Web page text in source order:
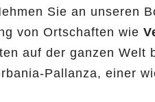
Sie an unseren
von Ortschaften wie
auf der ganzen Welt
Pallanza, einer